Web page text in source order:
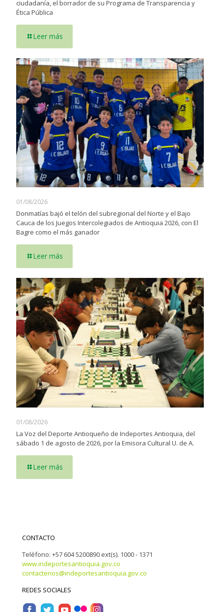
ciudadanía, el borrador de su Programa de Transparencia y
Ética Pública
Leer más
01/08/2026
Donmatías bajó el telón del subregional del Norte y el Bajo
Cauca de los Juegos Intercolegiados de Antioquia 2026, con El
Bagre como el más ganador
Leer más
01/08/2026
La Voz del Deporte Antioqueño de Indeportes Antioquia, del
sábado 1 de agosto de 2026, por la Emisora Cultural U. de A.
Leer más
CONTACTO
Teléfono: +57 604 5200890 ext(s). 1000 - 1371
www.indeportesantioquia.gov.co
contactenos@indeportesantioquia.gov.co
REDES SOCIALES